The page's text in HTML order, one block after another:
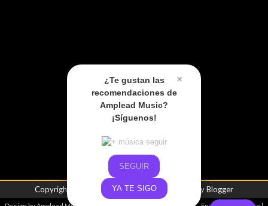
×
¿Te gustan las
recomendaciones de
Amplead Music?
¡Síguenos!
SEGUIR
YA TE SIGO
Copyright © Amplead Music| Powered byBlogger